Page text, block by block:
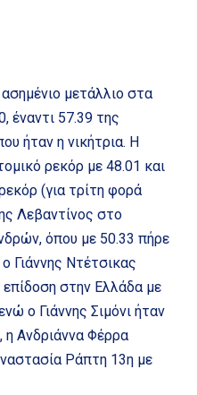
μετάλλιο στα
έναντι 57.39 της
ήταν η νικήτρια. Η
ρεκόρ με 48.01 και
(για τρίτη φορά
Λεβαντίνος στο
όπου με 50.33 πήρε
Γιάννης Ντέτσικας
στην Ελλάδα με
ο Γιάννης Σιμόνι ήταν
η Ανδριάννα Φέρρα
Ράπτη 13η με